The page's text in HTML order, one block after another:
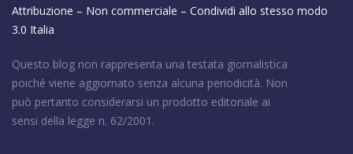
Attribuzione – Non commerciale – Condividi allo stesso modo
3.0 Italia
Questo blog non rappresenta una testata giornalistica
poiché viene aggiornato senza alcuna periodicità. Non
può pertanto considerarsi un prodotto editoriale ai
sensi della legge n. 62/2001.